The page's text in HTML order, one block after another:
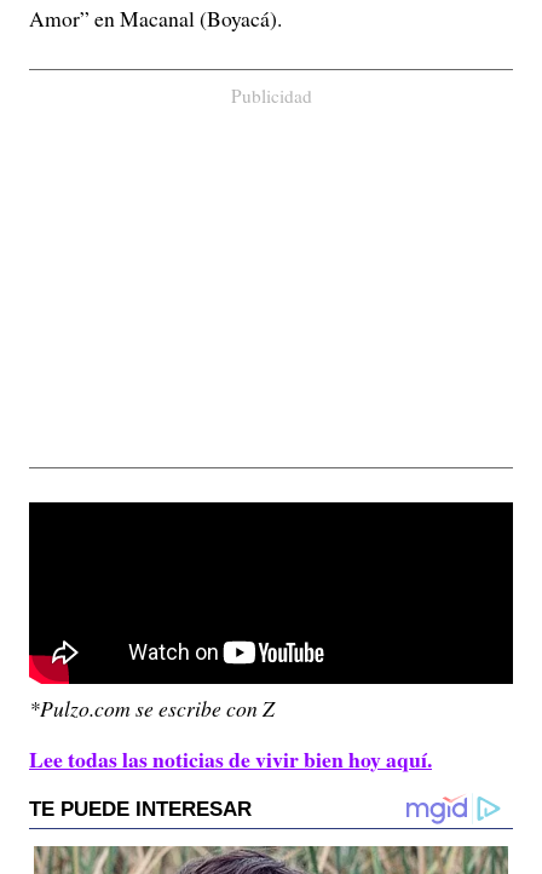
Amor” en Macanal (Boyacá).
Publicidad
*Pulzo.com se escribe con Z
Lee todas las noticias de vivir bien hoy aquí.